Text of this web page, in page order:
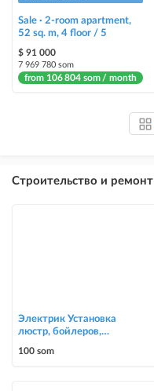
Sale · 2-room apartment,
52 sq. m, 4 floor / 5
$ 91 000
7 969 780 som
from 106 804 som / month
Строительство и ремонт
Электрик Установка
люстр, бойлеров,
0700303090
100 som